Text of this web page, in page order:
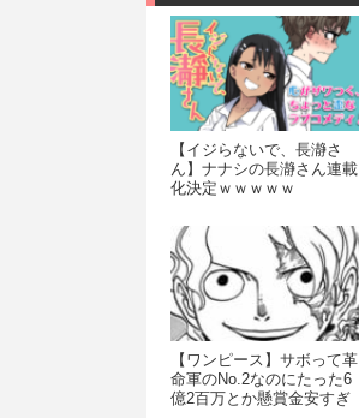
【イジらないで、長瀞さ
ん】ナナシの長瀞さん連載
化決定ｗｗｗｗｗ
【ワンピース】サボって革
命軍のNo.2なのにたった6
億2百万とか懸賞金安すぎ